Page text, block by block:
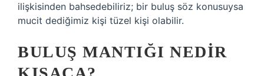
ilişkisinden bahsedebiliriz; bir buluş söz konusuysa
mucit dediğimiz kişi tüzel kişi olabilir.
BULUŞ MANTIĞI NEDIR